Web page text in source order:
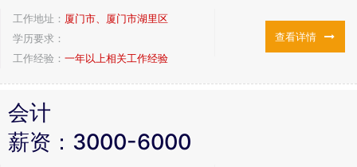
工作地址： 厦门市、厦门市湖里区
学历要求：
工作经验： 一年以上相关工作经验
查看详情
会计
薪资： 3000-6000